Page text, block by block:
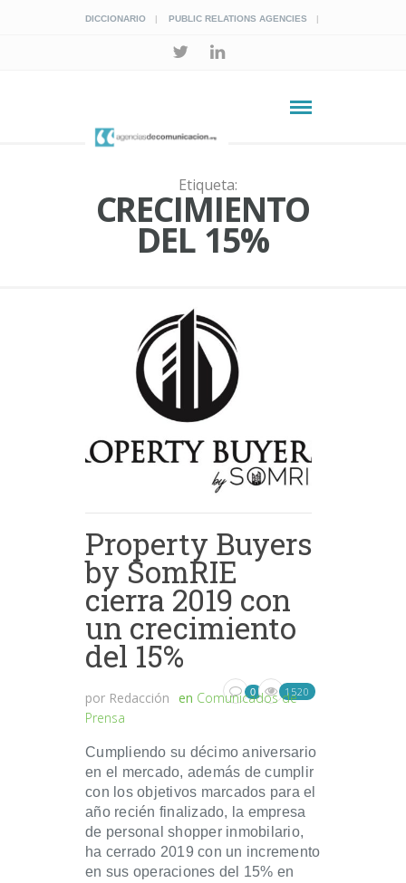
DICCIONARIO PUBLIC RELATIONS AGENCIES
Etiqueta:
CRECIMIENTO
DEL 15%
Property Buyers
by SomRIE
cierra 2019 con
un crecimiento
del 15%
por Redacción en Comunicados de
Prensa
0 1520
Cumpliendo su décimo aniversario
en el mercado, además de cumplir
con los objetivos marcados para el
año recién finalizado, la empresa
de personal shopper inmobilario,
ha cerrado 2019 con un incremento
en sus operaciones del 15% en